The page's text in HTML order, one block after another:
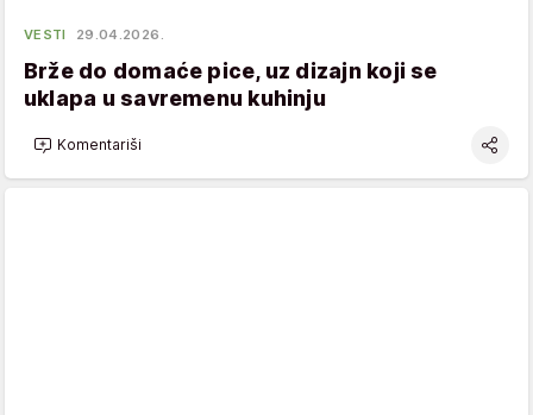
VESTI 29.04.2026.
Brže do domaće pice, uz dizajn koji se
uklapa u savremenu kuhinju
Komentariši